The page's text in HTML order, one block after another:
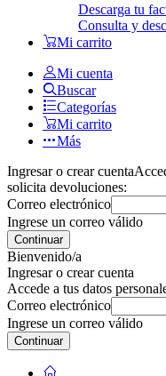
Descarga tu
Consulta y
Mi carrito
Mi cuenta
Buscar
Categorías
Mi carrito
Más
Ingresar o crear cuenta
solicita devoluciones:
Correo electrónico
Ingrese un correo válido
Continuar
Bienvenido/a
Ingresar o crear cuenta
Accede a tus datos
Correo electrónico
Ingrese un correo válido
Continuar